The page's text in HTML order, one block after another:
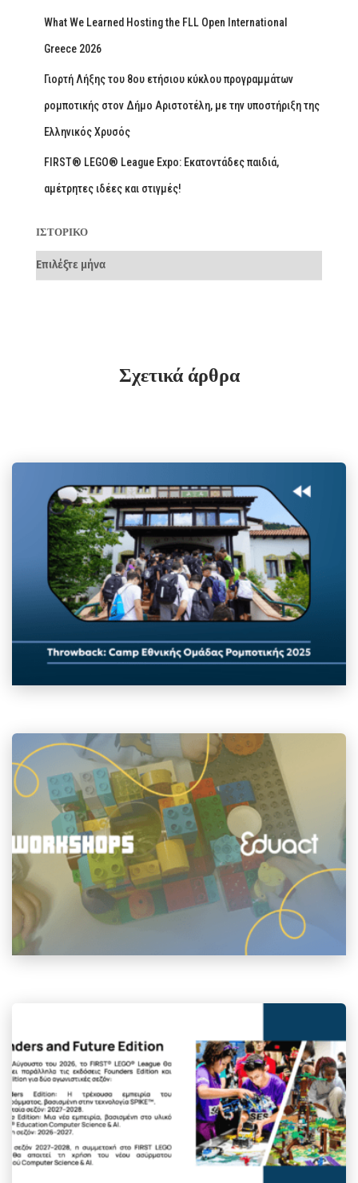
What We Learned Hosting the FLL Open International
Greece 2026
Γιορτή Λήξης του 8ου ετήσιου κύκλου προγραμμάτων
ρομποτικής στον Δήμο Αριστοτέλη, με την υποστήριξη της
Ελληνικός Χρυσός
FIRST® LEGO® League Expo: Εκατοντάδες παιδιά,
αμέτρητες ιδέες και στιγμές!
ΙΣΤΟΡΙΚΌ
Σχετικά άρθρα